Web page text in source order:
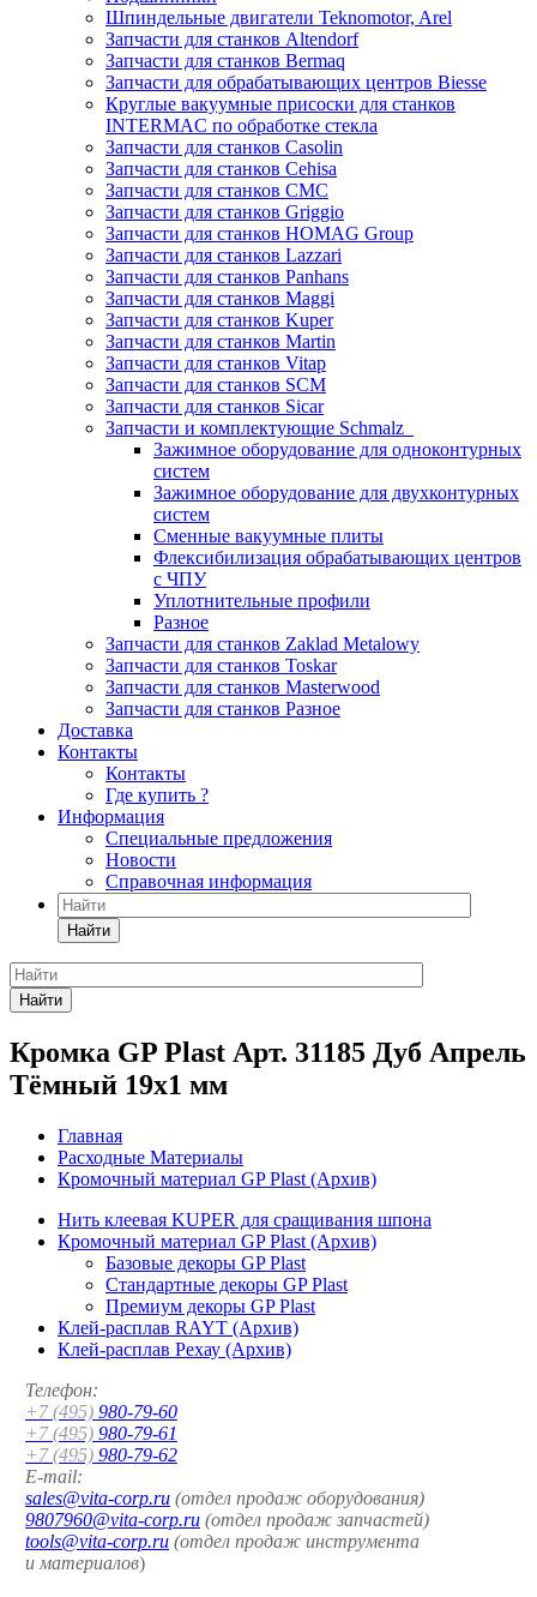
Шпиндельные двигатели Teknomotor, Arel
Запчасти для станков Altendorf
Запчасти для станков Bermaq
Запчасти для обрабатывающих центров Biesse
Круглые вакуумные присоски для станков
INTERMAC по обработке стекла
Запчасти для станков Casolin
Запчасти для станков Cehisa
Запчасти для станков CMC
Запчасти для станков Griggio
Запчасти для станков HOMAG Group
Запчасти для станков Lazzari
Запчасти для станков Panhans
Запчасти для станков Maggi
Запчасти для станков Kuper
Запчасти для станков Martin
Запчасти для станков Vitap
Запчасти для станков SCM
Запчасти для станков Sicar
Запчасти и комплектующие Schmalz
Зажимное оборудование для одноконтурных
систем
Зажимное оборудование для двухконтурных
систем
Сменные вакуумные плиты
Флексибилизация обрабатывающих центров
с ЧПУ
Уплотнительные профили
Разное
Запчасти для станков Zaklad Metalowy
Запчасти для станков Toskar
Запчасти для станков Masterwood
Запчасти для станков Разное
Доставка
Контакты
Контакты
Где купить ?
Информация
Специальные предложения
Новости
Справочная информация
Найти
Найти
Кромка GP Plast Арт. 31185 Дуб Апрель
Тёмный 19x1 мм
Главная
Расходные Материалы
Кромочный материал GP Plast (Архив)
Нить клеевая KUPER для сращивания шпона
Кромочный материал GP Plast (Архив)
Базовые декоры GP Plast
Стандартные декоры GP Plast
Премиум декоры GP Plast
Клей-расплав RAYT (Архив)
Клей-расплав Рехау (Архив)
Телефон:
+7 (495) 980-79-60
+7 (495) 980-79-61
+7 (495) 980-79-62
E-mail:
sales@vita-corp.ru (отдел продаж оборудования)
9807960@vita-corp.ru (отдел продаж запчастей)
tools@vita-corp.ru (отдел продаж инструмента
и материалов)